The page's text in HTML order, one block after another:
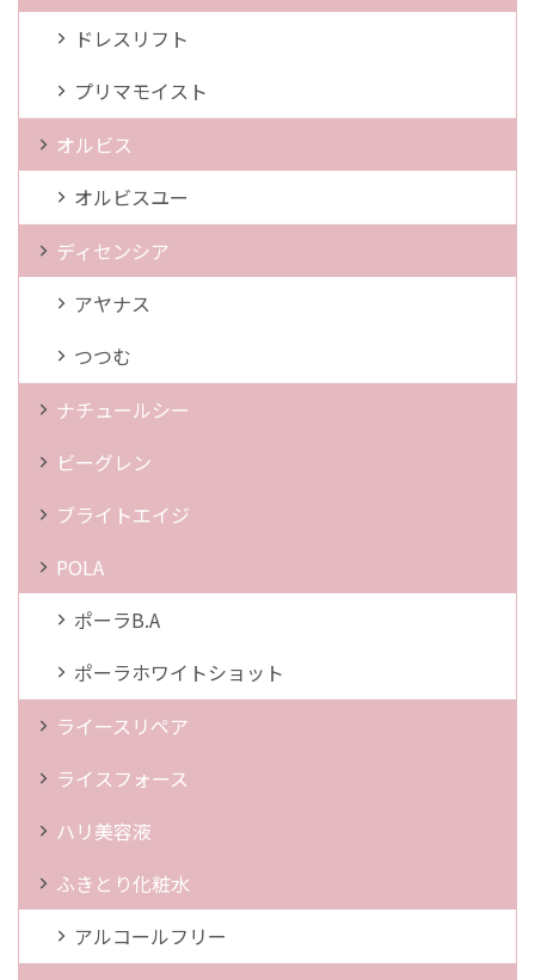
ドレスリフト
プリマモイスト
オルビス
オルビスユー
ディセンシア
アヤナス
つつむ
ナチュールシー
ビーグレン
ブライトエイジ
POLA
ポーラB.A
ポーラホワイトショット
ライースリペア
ライスフォース
ハリ美容液
ふきとり化粧水
アルコールフリー